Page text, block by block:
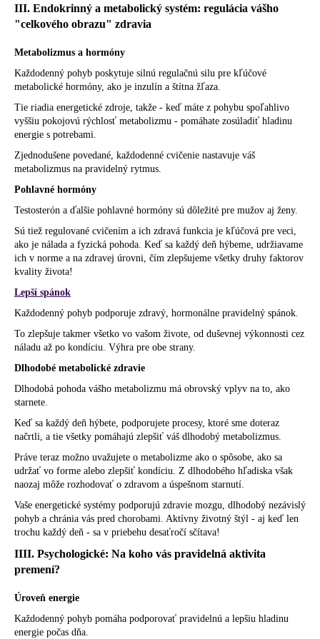
III. Endokrinný a metabolický systém: regulácia vášho
"celkového obrazu" zdravia
Metabolizmus a hormóny
Každodenný pohyb poskytuje silnú regulačnú silu pre kľúčové
metabolické hormóny, ako je inzulín a štítna žľaza.
Tie riadia energetické zdroje, takže - keď máte z pohybu spoľahlivo
vyššiu pokojovú rýchlosť metabolizmu - pomáhate zosúladiť hladinu
energie s potrebami.
Zjednodušene povedané, každodenné cvičenie nastavuje váš
metabolizmus na pravidelný rytmus.
Pohlavné hormóny
Testosterón a ďalšie pohlavné hormóny sú dôležité pre mužov aj ženy.
Sú tiež regulované cvičením a ich zdravá funkcia je kľúčová pre veci,
ako je nálada a fyzická pohoda. Keď sa každý deň hýbeme, udržiavame
ich v norme a na zdravej úrovni, čím zlepšujeme všetky druhy faktorov
kvality života!
Lepší spánok
Každodenný pohyb podporuje zdravý, hormonálne pravidelný spánok.
To zlepšuje takmer všetko vo vašom živote, od duševnej výkonnosti cez
náladu až po kondíciu. Výhra pre obe strany.
Dlhodobé metabolické zdravie
Dlhodobá pohoda vášho metabolizmu má obrovský vplyv na to, ako
starnete.
Keď sa každý deň hýbete, podporujete procesy, ktoré sme doteraz
načrtli, a tie všetky pomáhajú zlepšiť váš dlhodobý metabolizmus.
Práve teraz možno uvažujete o metabolizme ako o spôsobe, ako sa
udržať vo forme alebo zlepšiť kondíciu. Z dlhodobého hľadiska však
naozaj môže rozhodovať o zdravom a úspešnom starnutí.
Vaše energetické systémy podporujú zdravie mozgu, dlhodobý nezávislý
pohyb a chránia vás pred chorobami. Aktívny životný štýl - aj keď len
trochu každý deň - sa v priebehu desaťročí sčítava!
IIII. Psychologické: Na koho vás pravidelná aktivita
premení?
Úroveň energie
Každodenný pohyb pomáha podporovať pravidelnú a lepšiu hladinu
energie počas dňa.